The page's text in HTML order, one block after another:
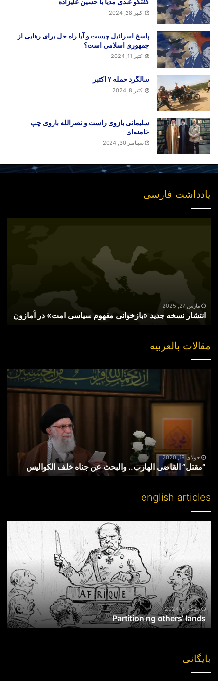
گفتگو عبدی مدیا با حسین علیزاده
اکتبر 28, 2024
پاسخ اسرائیل چیست و آیا راه حل برای رهایی از
جمهوری اسلامی است؟
اکتبر 11, 2024
سالگرد حمله ۷ اکتبر
اکتبر 8, 2024
سلیمانی بازوی راست و نصرالله بازوی چپ
خامنه‌ای
سپتامبر 30, 2024
یادداشت فارسی
آمازونمارس 27, 2025
انتشار نسخه جدید «بازخوانی مفهوم سیاسی امت» در آمازون
مقالات بالعربیه
والبحث
جولای 18, 2020
“مقتل” القاضی الهارب.. والبحث عن جناه خلف الکوالیس
english articles
others’
جولای 4, 2024
Partitioning others’ lands
بایگانی